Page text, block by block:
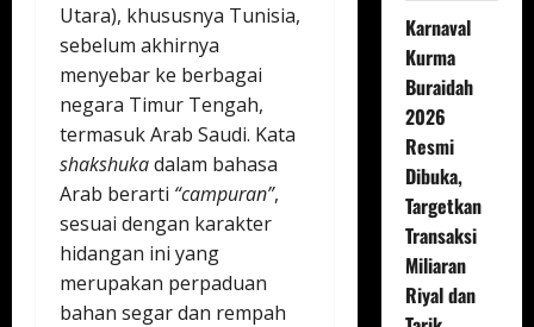
Utara), khususnya Tunisia,
sebelum akhirnya
menyebar ke berbagai
negara Timur Tengah,
termasuk Arab Saudi. Kata
shakshukadalam bahasa
Arab berarti “campuran”,
sesuai dengan karakter
hidangan ini yang
merupakan perpaduan
bahan segar dan rempah
Karnaval
Kurma
Buraidah
2026
Resmi
Dibuka,
Targetkan
Transaksi
Miliaran
Riyal dan